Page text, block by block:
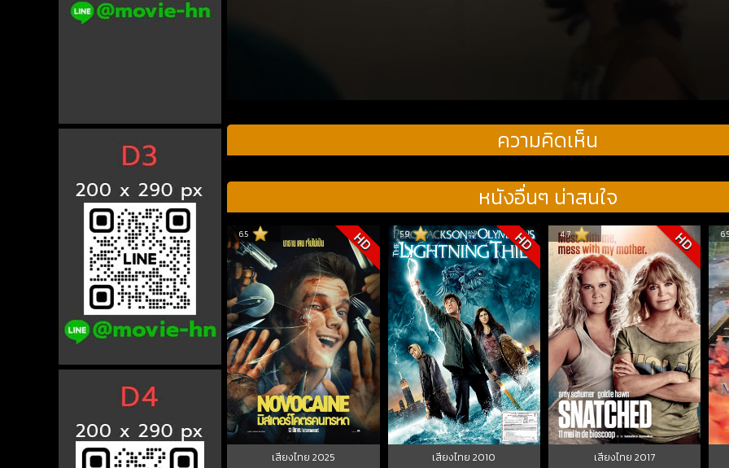
ความคิดเห็น
หนังอื่นๆ น่าสนใจ
6.5 HD
เสียงไทย 2025
5.9 HD
เสียงไทย2010
4.7 HD
เสียงไทย 2017
6.5